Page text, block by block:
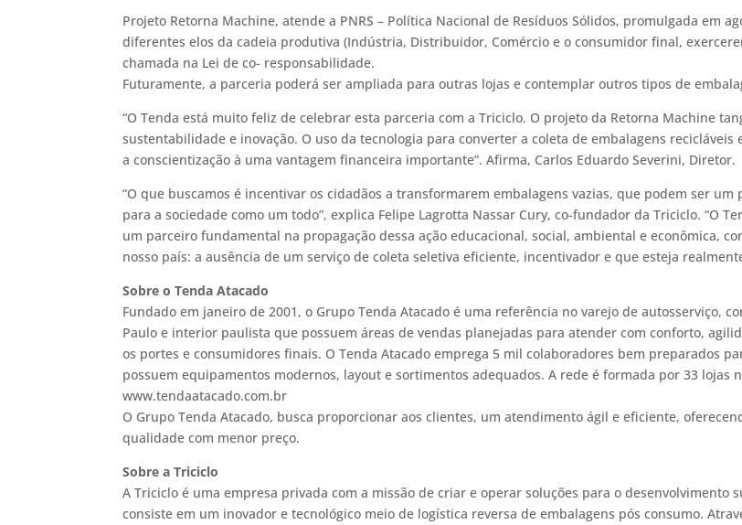
Projeto Retorna Machine, atende a PNRS – Política Nacional de Resíduos Sólidos, promulgada em
diferentes elos da cadeia produtiva (Indústria, Distribuidor, Comércio e o consumidor final,
chamada na Lei de co- responsabilidade.
Futuramente, a parceria poderá ser ampliada para outras lojas e contemplar outros tipos de
“O Tenda está muito feliz de celebrar esta parceria com a Triciclo. O projeto da Retorna Machine
sustentabilidade e inovação. O uso da tecnologia para converter a coleta de embalagens
a conscientização à uma vantagem financeira importante”. Afirma, Carlos Eduardo Severini, Diretor.
“O que buscamos é incentivar os cidadãos a transformarem embalagens vazias, que podem ser
para a sociedade como um todo”, explica Felipe Lagrotta Nassar Cury, co-fundador da Triciclo. “O
um parceiro fundamental na propagação dessa ação educacional, social, ambiental e econômica,
nosso país: a ausência de um serviço de coleta seletiva eficiente, incentivador e que esteja
Sobre o Tenda Atacado
Fundado em janeiro de 2001, o Grupo Tenda Atacado é uma referência no varejo de autosserviço,
Paulo e interior paulista que possuem áreas de vendas planejadas para atender com conforto,
os portes e consumidores finais. O Tenda Atacado emprega 5 mil colaboradores bem preparados
possuem equipamentos modernos, layout e sortimentos adequados. A rede é formada por 33 lojas
www.tendaatacado.com.br
O Grupo Tenda Atacado, busca proporcionar aos clientes, um atendimento ágil e eficiente,
qualidade com menor preço.
Sobre a Triciclo
A Triciclo é uma empresa privada com a missão de criar e operar soluções para o desenvolvimento
consiste em um inovador e tecnológico meio de logística reversa de embalagens pós consumo.